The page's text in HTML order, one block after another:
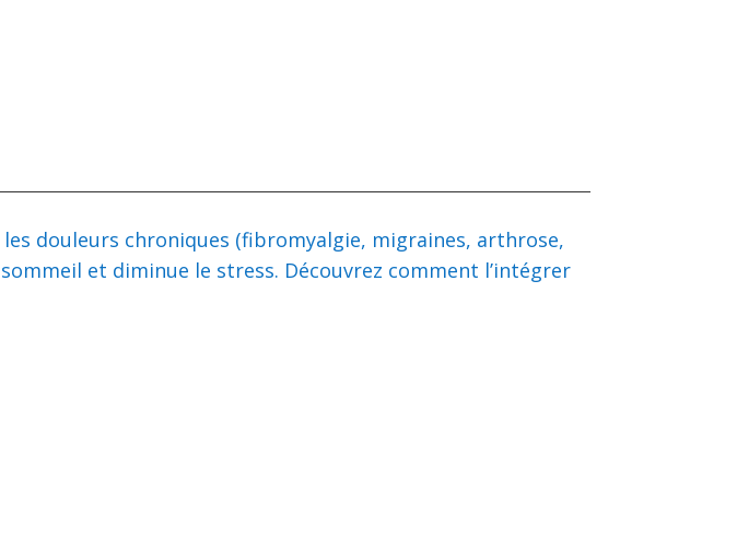
douleurs chroniques (fibromyalgie, migraines, arthrose,
et diminue le stress. Découvrez comment l’intégrer